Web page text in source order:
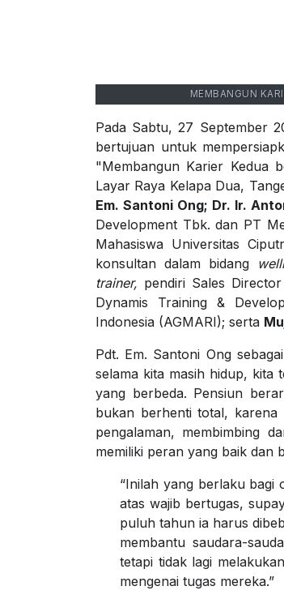
MEMBANGUN
Pada Sabtu, 27 September
bertujuan untuk
"Membangun Karier Kedua
Layar Raya Kelapa Dua,
Em. Santoni Ong; Dr. Ir.
Development Tbk. dan PT
Mahasiswa Universitas
konsultan dalam bidang
trainer, pendiri Sales
Dynamis Training &
Indonesia (AGMARI); serta
Pdt. Em. Santoni Ong
selama kita masih hidup, kita
yang berbeda. Pensiun
bukan berhenti total,
pengalaman, membimbing
memiliki peran yang baik dan
“Inilah yang berlaku bagi
atas wajib bertugas,
puluh tahun ia harus
membantu saudara-
tetapi tidak lagi
mengenai tugas mereka.”